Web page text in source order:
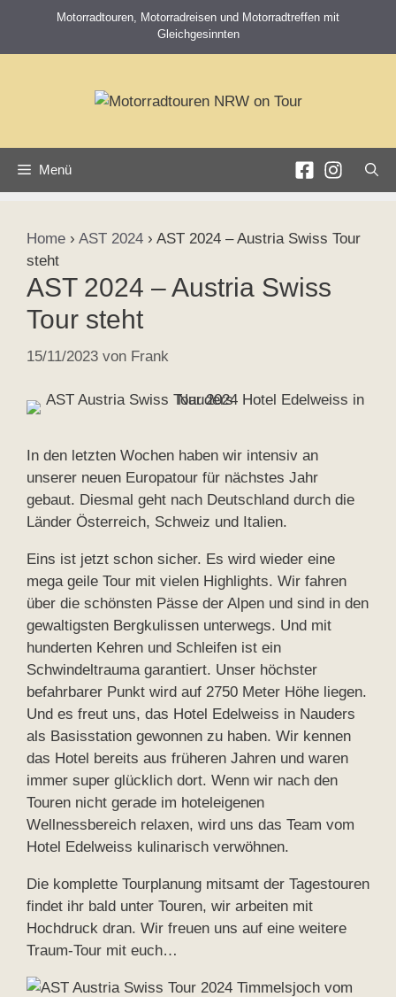
springen
Motorradtouren, Motorradreisen und Motorradtreffen mit
Gleichgesinnten
Menü
Home › AST 2024 › AST 2024 – Austria Swiss Tour
steht
AST 2024 – Austria Swiss
Tour steht
15/11/2023 von Frank
In den letzten Wochen haben wir intensiv an
unserer neuen Europatour für nächstes Jahr
gebaut. Diesmal geht nach Deutschland durch die
Länder Österreich, Schweiz und Italien.
Eins ist jetzt schon sicher. Es wird wieder eine
mega geile Tour mit vielen Highlights. Wir fahren
über die schönsten Pässe der Alpen und sind in den
gewaltigsten Bergkulissen unterwegs. Und mit
hunderten Kehren und Schleifen ist ein
Schwindeltrauma garantiert. Unser höchster
befahrbarer Punkt wird auf 2750 Meter Höhe liegen.
Und es freut uns, das Hotel Edelweiss in Nauders
als Basisstation gewonnen zu haben. Wir kennen
das Hotel bereits aus früheren Jahren und waren
immer super glücklich dort. Wenn wir nach den
Touren nicht gerade im hoteleigenen
Wellnessbereich relaxen, wird uns das Team vom
Hotel Edelweiss kulinarisch verwöhnen.
Die komplette Tourplanung mitsamt der Tagestouren
findet ihr bald unter Touren, wir arbeiten mit
Hochdruck dran. Wir freuen uns auf eine weitere
Traum-Tour mit euch…